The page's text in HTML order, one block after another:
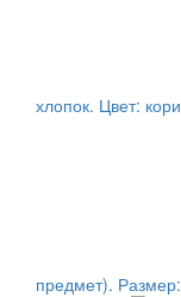
хлопок. Цвет:
предмет).